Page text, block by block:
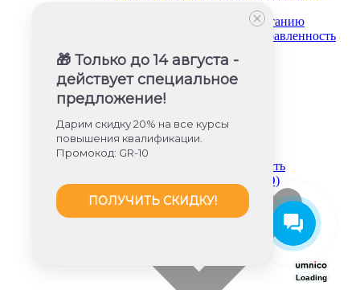
Советник директора по воспитанию
Социально-гуманитарная направленность
Техническая направленность
Труд (технология)
Туризм и краеведение
Тьюторское сопровождение
Физика
Физическое воспитание
Химия
Художественная направленность
Дошкольное образование (ФГОС ДО)
Loading
🎁 Только до 14 августа -
действует специальное
предложение!
Дарим скидку 20% на все курсы
повышения квалификации.
Промокод: GR-10
ПОЛУЧИТЬ СКИДКУ!